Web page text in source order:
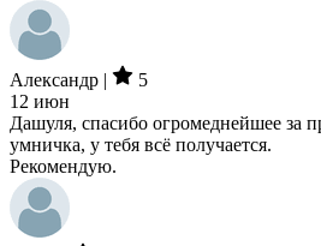
Александр |
5
12 июн
Дашуля, спасибо огромеднейшее за
умничка, у тебя всё получается.
Рекомендую.